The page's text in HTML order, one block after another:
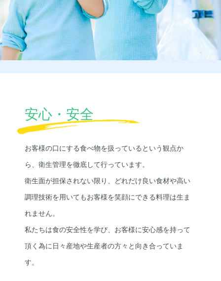
安心・安全
お客様の口にする食べ物を扱っているという観点か
ら、衛生管理を徹底して行っています。
衛生面が担保されない限り、どれだけ良い食材や高い
調理技術を用いてもお客様を笑顔にできる料理は生ま
れません。
私たちは食の安全性を学び、お客様に安心感を持って
頂く為に日々産地や生産者の方々と向き合っていま
す。